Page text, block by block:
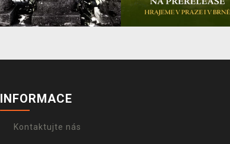
INFORMACE
Kontaktujte nás